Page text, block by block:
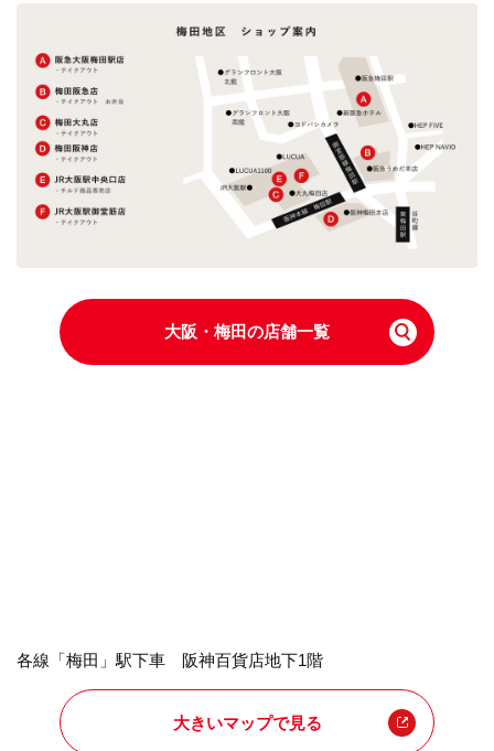
大阪・梅田の店舗一覧
各線「梅田」駅下車 阪神百貨店地下1階
大きいマップで見る